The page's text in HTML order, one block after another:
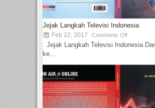
Jejak Langkah Televisi Indonesia
Feb 22, 2017 Comments Off
Jejak Langkah Televisi Indonesia
ke...